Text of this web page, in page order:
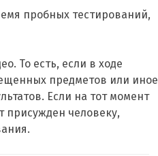
пробных тестирований,
То есть, если в ходе
предметов или иное
Если на тот момент
присужден человеку,